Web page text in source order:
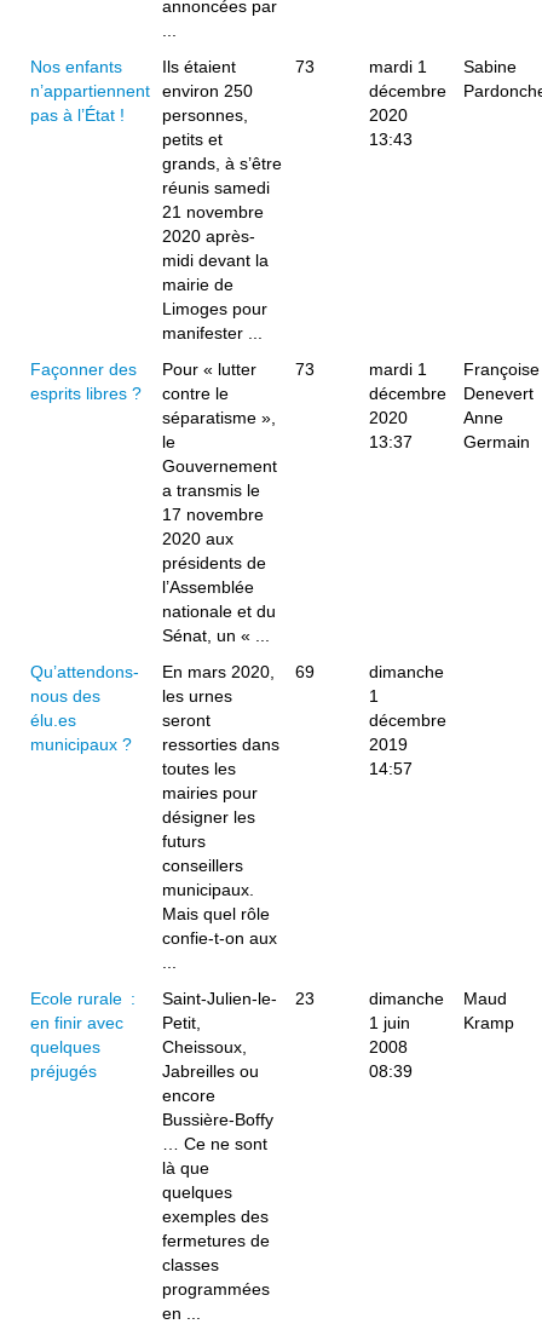
annoncées par
Nos enfants
n’appartiennent
pas à l’État !
Ils étaient
environ 250
personnes,
petits et
grands, à s’être
réunis samedi
21 novembre
2020 après-
midi devant la
mairie de
Limoges pour
manifester ...
73
mardi 1
décembre
2020
13:43
Sabine
Façonner des
esprits libres ?
Pour « lutter
contre le
séparatisme »,
le
Gouvernement
a transmis le
17 novembre
2020 aux
présidents de
l’Assemblée
nationale et du
Sénat, un « ...
73
mardi 1
décembre
2020
13:37
Françoise
Denevert
Anne
Germain
Qu’attendons-
nous des
élu.es
municipaux ?
En mars 2020,
les urnes
seront
ressorties dans
toutes les
mairies pour
désigner les
futurs
conseillers
municipaux.
Mais quel rôle
confie-t-on aux
69
dimanche
1
décembre
2019
14:57
Ecole rurale :
en finir avec
quelques
préjugés
Saint-Julien-le-
Petit,
Cheissoux,
Jabreilles ou
encore
Bussière-Boffy
… Ce ne sont
là que
quelques
exemples des
fermetures de
classes
programmées
en ...
23
dimanche
1 juin
2008
08:39
Maud
Kramp